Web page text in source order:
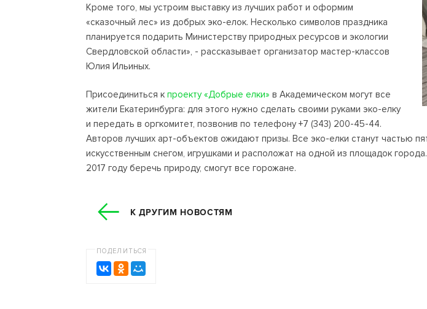
Кроме того, мы устроим выставку из лучших работ и оформим
«сказочный лес» из добрых эко-елок. Несколько символов праздника
планируется подарить Министерству природных ресурсов и экологии
Свердловской области», - рассказывает организатор мастер-классов
Юлия Ильиных.
Присоединиться к проекту «Добрые елки» в Академическом могут все
жители Екатеринбурга: для этого нужно сделать своими руками эко-елку
и передать в оргкомитет, позвонив по телефону +7 (343) 200-45-44.
Авторов лучших арт-объектов ожидают призы. Все эко-елки станут частью
искусственным снегом, игрушками и расположат на одной из площадок
2017 году беречь природу, смогут все горожане.
К ДРУГИМ НОВОСТЯМ
ПОДЕЛИТЬСЯ